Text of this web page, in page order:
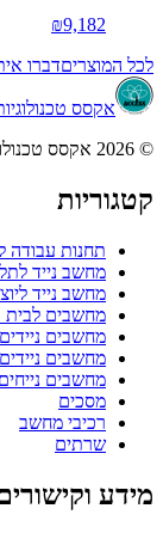
₪9,182
לכל המוצריםדברו איתנו: 073-
אקסס
© 2026 אקסס טכנולוגיות. כל הזכויות שמורות.
קטגוריות
תחנות עבודה
מחשב נייד
מחשב נייד
מחשבים לבית
מחשבים
מחשבים ניידים
מחשבים נייחים
מסכים
רכיבי מחשב
שרתים
מידע